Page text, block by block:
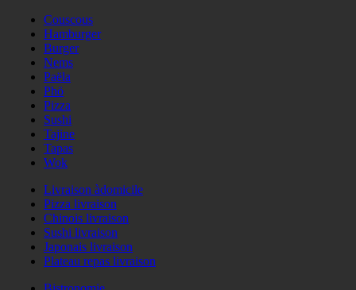
Couscous
Hamburger
Burger
Nems
Paëla
Phö
Pizza
Sushi
Tajine
Tapas
Wok
Livraison àdomicile
Pizza livraison
Chinois livraison
Sushi livraison
Japonais livraison
Plateau repas livraison